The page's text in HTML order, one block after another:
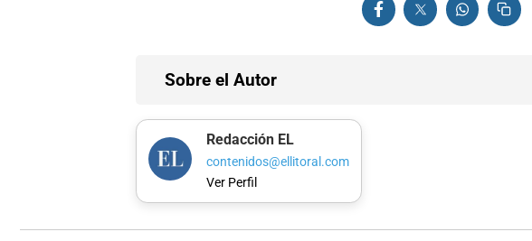
Sobre el Autor
Redacción EL
contenidos@ellitoral.com
Ver Perfil